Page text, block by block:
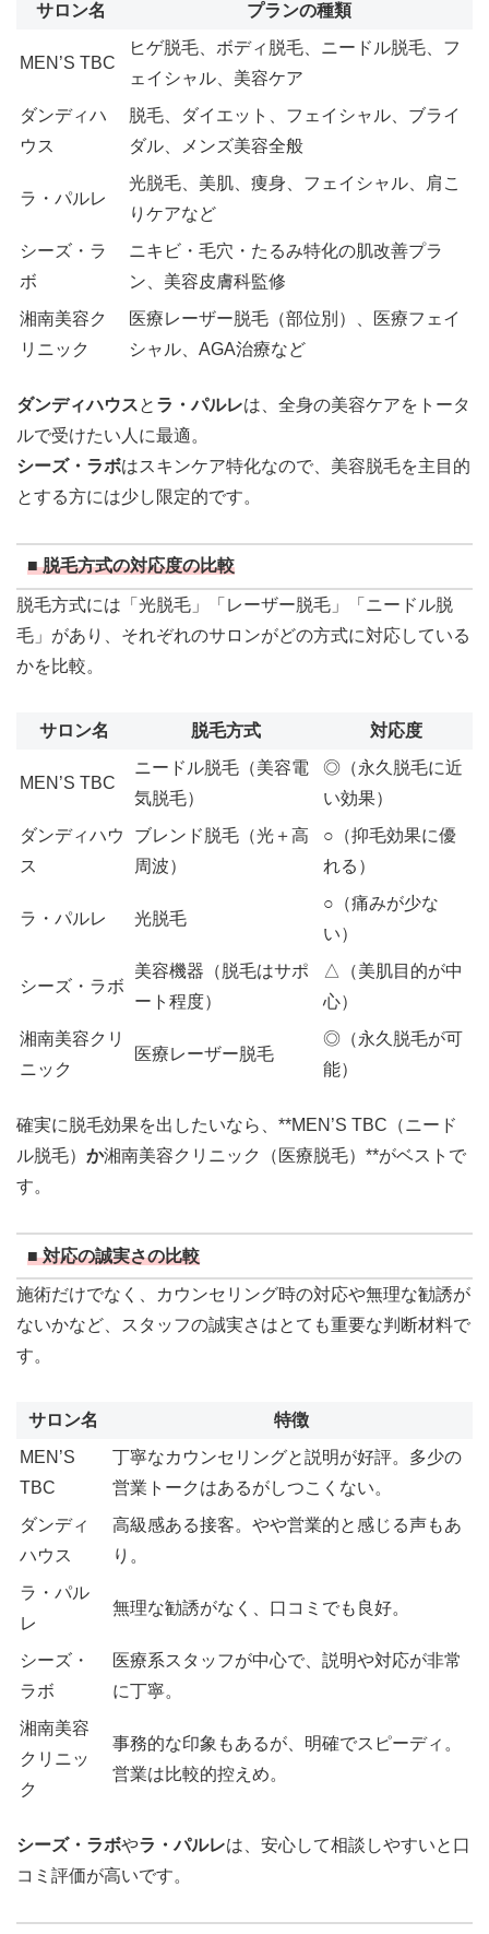
サロン名 プランの種類
MEN’S TBC
ヒゲ脱毛、ボディ脱毛、ニードル脱毛、フ
ェイシャル、美容ケア
ダンディハ
ウス
脱毛、ダイエット、フェイシャル、ブライ
ダル、メンズ美容全般
ラ・パルレ
光脱毛、美肌、痩身、フェイシャル、肩こ
りケアなど
シーズ・ラ
ボ
ニキビ・毛穴・たるみ特化の肌改善プラ
ン、美容皮膚科監修
湘南美容ク
リニック
医療レーザー脱毛（部位別）、医療フェイ
シャル、AGA治療など
ダンディハウスと ラ・パルレは、全身の美容ケアをトータ
ルで受けたい人に最適。
シーズ・ラボはスキンケア特化なので、美容脱毛を主目的
とする方には少し限定的です。
■ 脱毛方式の対応度の比較
脱毛方式には「光脱毛」「レーザー脱毛」「ニードル脱
毛」があり、それぞれのサロンがどの方式に対応している
かを比較。
サロン名 脱毛方式 対応度
MEN’S TBC
ニードル脱毛（美容電
気脱毛）
◎（永久脱毛に近
い効果）
ダンディハウ
ス
ブレンド脱毛（光＋高
周波）
○（抑毛効果に優
れる）
ラ・パルレ 光脱毛
○（痛みが少な
い）
シーズ・ラボ
美容機器（脱毛はサポ
ート程度）
△（美肌目的が中
心）
湘南美容クリ
ニック
医療レーザー脱毛
◎（永久脱毛が可
能）
確実に脱毛効果を出したいなら、**MEN’S TBC（ニード
ル脱毛） か湘南美容クリニック（医療脱毛）**がベストで
す。
■ 対応の誠実さの比較
施術だけでなく、カウンセリング時の対応や無理な勧誘が
ないかなど、スタッフの誠実さはとても重要な判断材料で
す。
サロン名
特徴
MEN’S
TBC
丁寧なカウンセリングと説明が好評。多少の
営業トークはあるがしつこくない。
ダンディ
ハウス
高級感ある接客。やや営業的と感じる声もあ
り。
ラ・パル
レ
無理な勧誘がなく、口コミでも良好。
シーズ・
ラボ
医療系スタッフが中心で、説明や対応が非常
に丁寧。
湘南美容
クリニッ
ク
事務的な印象もあるが、明確でスピーディ。
営業は比較的控えめ。
シーズ・ラボやラ・パルレは、安心して相談しやすいと口
コミ評価が高いです。